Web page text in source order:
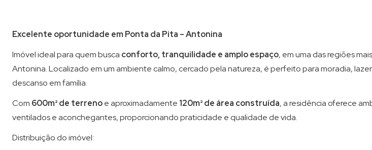
Excelente oportunidade em Ponta da Pita – Antonina
Imóvel ideal para quem busca conforto, tranquilidade e amplo espaço, em uma das regiões
Antonina. Localizado em um ambiente calmo, cercado pela natureza, é perfeito para moradia,
descanso em família.
Com 600m² de terrenoe aproximadamente 120m² de área construída, a residência oferece
ventilados e aconchegantes, proporcionando praticidade e qualidade de vida.
Distribuição do imóvel: